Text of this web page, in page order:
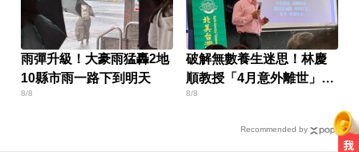
雨彈升級！大豪雨猛轟2地
10縣市雨一路下到明天
8/8
破解無數養生迷思！林慶
順教授「4月意外離世」女
兒悲痛證實
8/8
Recommended by